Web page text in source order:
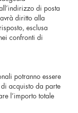
di posta
avrà diritto alla
esclusa
confronti di
potranno essere
di acquisto da parte
l’importo totale